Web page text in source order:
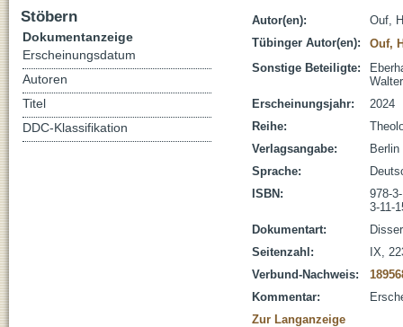
Autor(en):
Ouf,
Tübinger Autor(en):
Ouf,
Sonstige Beteiligte:
Erscheinungsjahr:
2024
Reihe:
Verlagsangabe:
Sprache:
ISBN:
978-
3-11-
Dokumentart:
Seitenzahl:
IX,
Verbund-Nachweis:
Kommentar:
Zur Langanzeige
Stöbern
Dokumentanzeige
Erscheinungsdatum
Autoren
Titel
DDC-Klassifikation